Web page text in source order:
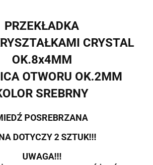
PRZEKŁADKA
CRYSTAL
OK.8x4MM
OTWORU OK.2MM
SREBRNY
POSREBRZANA
DOTYCZY 2 SZTUK!!!
UWAGA!!!